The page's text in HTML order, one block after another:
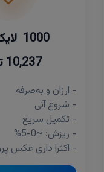
1000 لایک برنزی
10,237 تومان
- ارزان و به‌صرفه
- شروع آنی
- تکمیل سریع
- ریزش: ~0-5%
- اکثرا داری عکس